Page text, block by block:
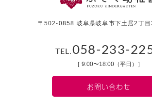
〒502-0858 岐阜県岐阜市下土居2丁
TEL.058-233-
［ 9:00〜18:00（平日）］
お問い合わせ